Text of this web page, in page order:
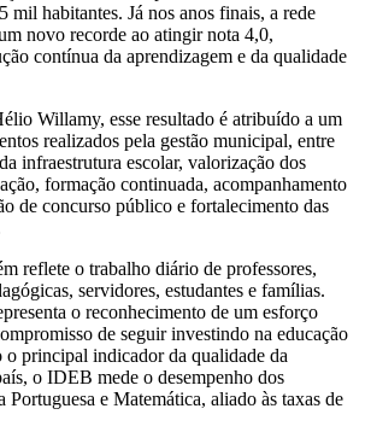
mil habitantes. Já nos anos finais, a rede
novo recorde ao atingir nota 4,0,
contínua da aprendizagem e da qualidade
Willamy, esse resultado é atribuído a um
realizados pela gestão municipal, entre
infraestrutura escolar, valorização dos
formação continuada, acompanhamento
de concurso público e fortalecimento das
reflete o trabalho diário de professores,
servidores, estudantes e famílias.
o reconhecimento de um esforço
de seguir investindo na educação
o principal indicador da qualidade da
o IDEB mede o desempenho dos
Portuguesa e Matemática, aliado às taxas de